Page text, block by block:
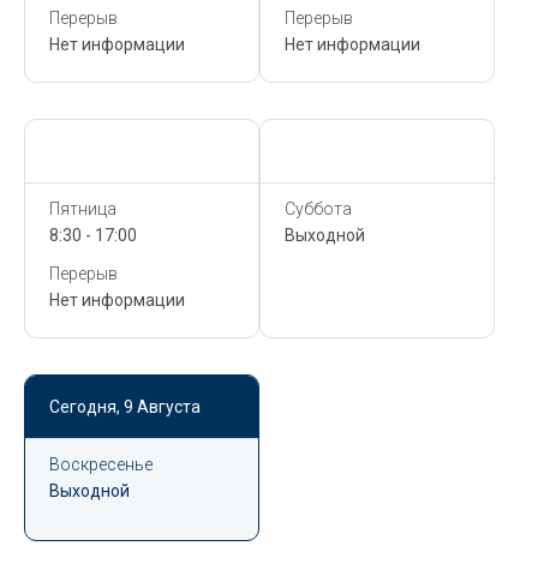
Перерыв
Нет информации
Перерыв
Нет информации
Пятница
8:30 - 17:00
Перерыв
Нет информации
Суббота
Выходной
Сегодня, 9 Августа
Воскресенье
Выходной